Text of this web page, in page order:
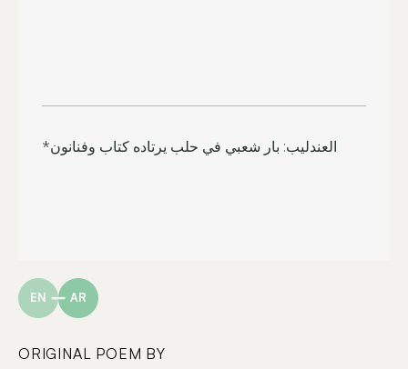
*العندليب: بار شعبي في حلب يرتاده كتاب وفنانون
EN AR
ORIGINAL POEM BY